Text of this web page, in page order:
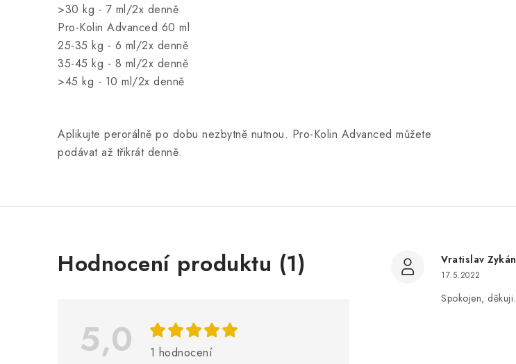
>30 kg - 7 ml/2x denně
Pro-Kolin Advanced 60 ml
25-35 kg - 6 ml/2x denně
35-45 kg - 8 ml/2x denně
>45 kg - 10 ml/2x denně
Aplikujte perorálně po dobu nezbytně nutnou. Pro-Kolin Advanced můžete
podávat až třikrát denně.
Hodnocení produktu (1)
5,0 1 hodnocení
V
Vratislav Zykán
17.5.2022
Spokojen, děkuji.